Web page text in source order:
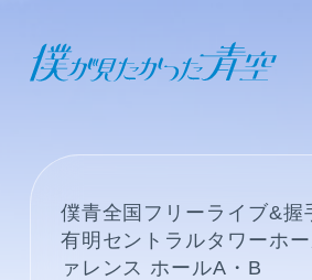
僕青全国フリーライブ&握
有明セントラルタワーホ
ァレンス ホールA・B